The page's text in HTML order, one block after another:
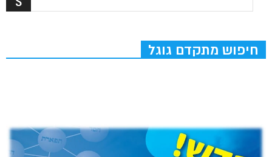
חיפוש מתקדם גוגל